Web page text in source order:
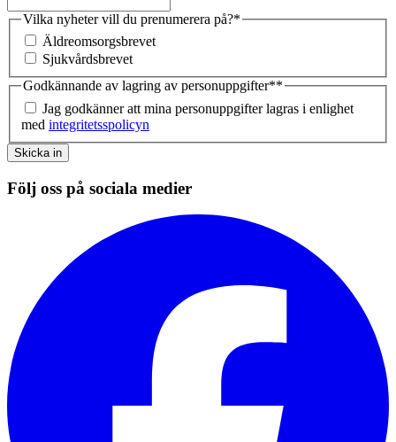
Vilka nyheter vill du prenumerera på?*
Äldreomsorgsbrevet
Sjukvårdsbrevet
Godkännande av lagring av personuppgifter**
Jag godkänner att mina personuppgifter lagras i enlighet
med integritetsspolicyn
Skicka in
Följ oss på sociala medier